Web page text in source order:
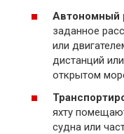
Автономный
заданное
или
дистанций
открытом
яхту
судна или